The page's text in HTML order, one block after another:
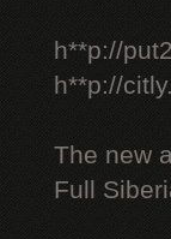
h**p://
h**p://
The new
Full